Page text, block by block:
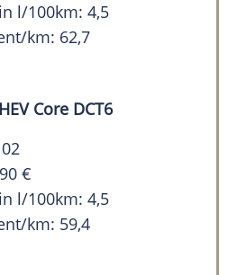
l/100km: 4,5
km: 62,7
Core DCT6
€
l/100km: 4,5
km: 59,4